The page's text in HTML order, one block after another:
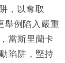
，以奪取
舉例陷入嚴重
當斯里蘭卡
陷阱，堅持